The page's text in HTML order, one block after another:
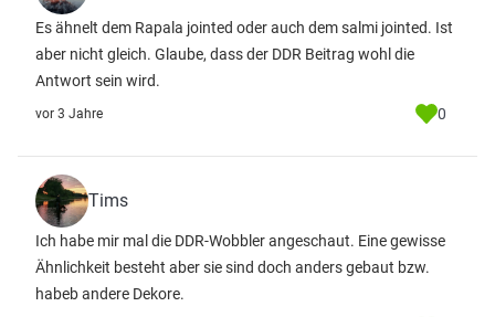
Es ähnelt dem Rapala jointed oder auch dem salmi jointed. Ist
aber nicht gleich. Glaube, dass der DDR Beitrag wohl die
Antwort sein wird.
vor 3 Jahre 0
Tims
Ich habe mir mal die DDR-Wobbler angeschaut. Eine gewisse
Ähnlichkeit besteht aber sie sind doch anders gebaut bzw.
habeb andere Dekore.